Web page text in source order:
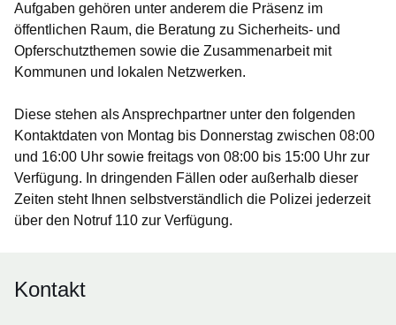
Aufgaben gehören unter anderem die Präsenz im
öffentlichen Raum, die Beratung zu Sicherheits- und
Opferschutzthemen sowie die Zusammenarbeit mit
Kommunen und lokalen Netzwerken.
Diese stehen als Ansprechpartner unter den folgenden
Kontaktdaten von Montag bis Donnerstag zwischen 08:00
und 16:00 Uhr sowie freitags von 08:00 bis 15:00 Uhr zur
Verfügung. In dringenden Fällen oder außerhalb dieser
Zeiten steht Ihnen selbstverständlich die Polizei jederzeit
über den Notruf 110 zur Verfügung.
Kontakt